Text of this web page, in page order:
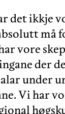
det ikkje
må
vore
der
under
Vi har